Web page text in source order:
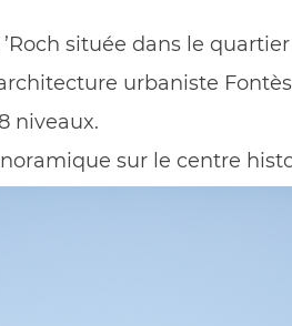
située dans le
urbaniste
niveaux.
sur le centre